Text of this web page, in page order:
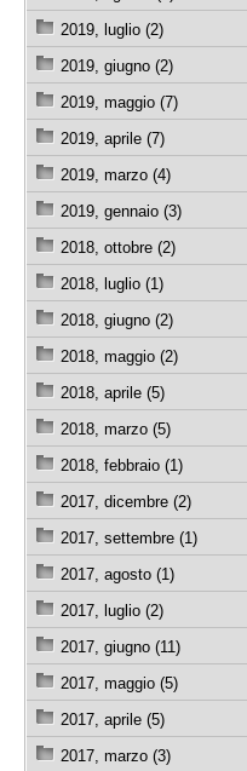
2019, luglio (2)
2019, giugno (2)
2019, maggio (7)
2019, aprile (7)
2019, marzo (4)
2019, gennaio (3)
2018, ottobre (2)
2018, luglio (1)
2018, giugno (2)
2018, maggio (2)
2018, aprile (5)
2018, marzo (5)
2018, febbraio (1)
2017, dicembre (2)
2017, settembre (1)
2017, agosto (1)
2017, luglio (2)
2017, giugno (11)
2017, maggio (5)
2017, aprile (5)
2017, marzo (3)